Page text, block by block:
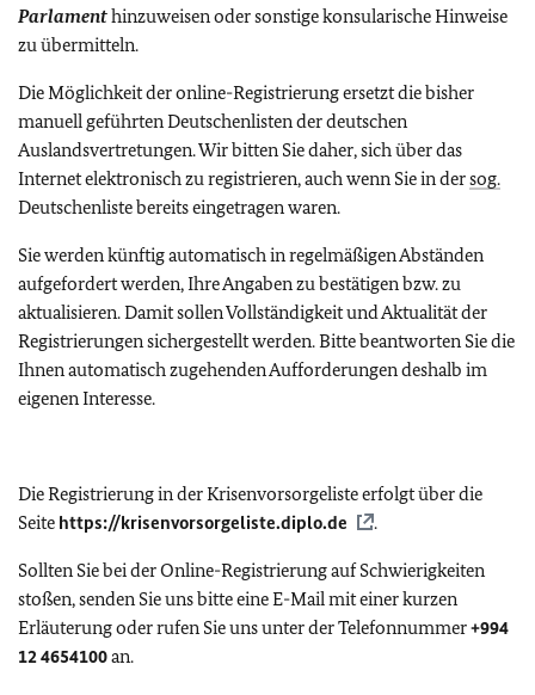
Parlamenthinzuweisen oder sonstige konsularische Hinweise
zu übermitteln.
Die Möglichkeit der online-Registrierung ersetzt die bisher
manuell geführten Deutschenlisten der deutschen
Auslandsvertretungen. Wir bitten Sie daher, sich über das
Internet elektronisch zu registrieren, auch wenn Sie in dersog.
Deutschenliste bereits eingetragen waren.
Sie werden künftig automatisch in regelmäßigen Abständen
aufgefordert werden, Ihre Angaben zu bestätigen bzw. zu
aktualisieren. Damit sollen Vollständigkeit und Aktualität der
Registrierungen sichergestellt werden. Bitte beantworten Sie die
Ihnen automatisch zugehenden Aufforderungen deshalb im
eigenen Interesse.
Die Registrierung in der Krisenvorsorgeliste erfolgt über die
Seite https://krisenvorsorgeliste.diplo.de .
Sollten Sie bei der Online-Registrierung auf Schwierigkeiten
stoßen, senden Sie uns bitte eine E-Mail mit einer kurzen
Erläuterung oder rufen Sie uns unter der Telefonnummer+994
12 4654100an.